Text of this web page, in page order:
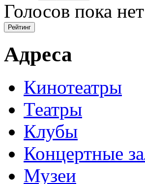
Голосов пока нет
Адреса
Кинотеатры
Театры
Клубы
Концертные
Музеи